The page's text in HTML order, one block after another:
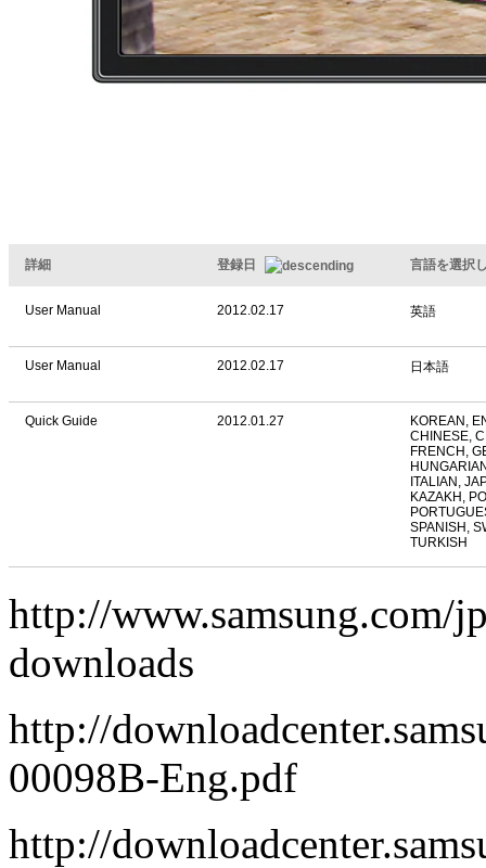
詳細 登録日 言語を選択
User Manual 2012.02.17 英語
User Manual 2012.02.17 日本語
Quick Guide 2012.01.27
KOREAN,
CHINESE,
FRENCH,
ITALIAN,
KAZAKH,
SPANISH,
TURKISH
http://www.samsung.com/
downloads
http://
00098B-Eng.pdf
http://